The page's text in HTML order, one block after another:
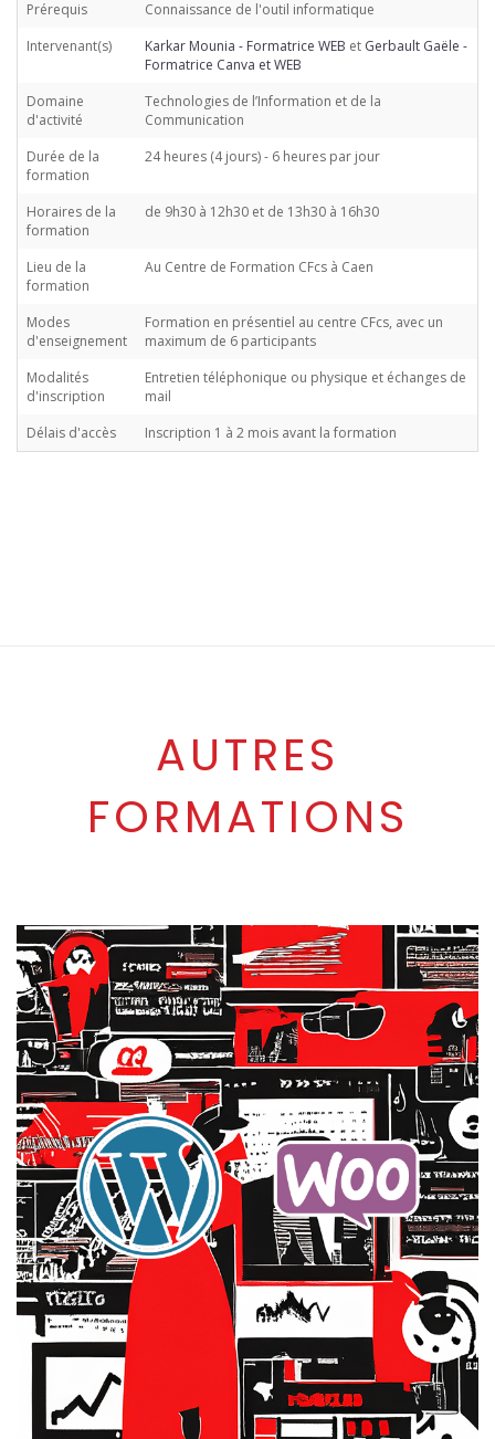
Prérequis
Connaissance de l'outil informatique
Intervenant(s)
Karkar Mounia - Formatrice WEB et Gerbault Gaële -
Formatrice Canva et WEB
Domaine
d'activité
Technologies de l’Information et de la
Communication
Durée de la
formation
24 heures (4 jours) - 6 heures par jour
Horaires de la
formation
de 9h30 à 12h30 et de 13h30 à 16h30
Lieu de la
formation
Au Centre de Formation CFcs à Caen
Modes
d'enseignement
Formation en présentiel au centre CFcs, avec un
maximum de 6 participants
Modalités
d'inscription
Entretien téléphonique ou physique et échanges de
mail
Délais d'accès
Inscription 1 à 2 mois avant la formation
AUTRES
FORMATIONS